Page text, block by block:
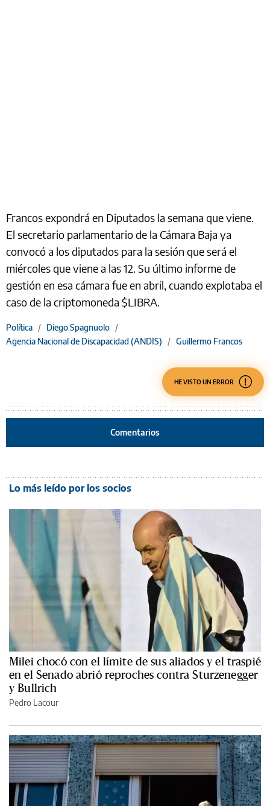
Francos expondrá en Diputados la semana que viene.
El secretario parlamentario de la Cámara Baja ya
convocó a los diputados para la sesión que será el
miércoles que viene a las 12. Su último informe de
gestión en esa cámara fue en abril, cuando explotaba el
caso de la criptomoneda $LIBRA.
Política / Diego Spagnuolo /
Agencia Nacional de Discapacidad (ANDIS)
/ Guillermo Francos
HE VISTO UN ERROR
Comentarios
Lo más leído por los socios
Milei chocó con el límite de sus aliados y el traspié
en el Senado abrió reproches contra Sturzenegger
y Bullrich
Pedro Lacour